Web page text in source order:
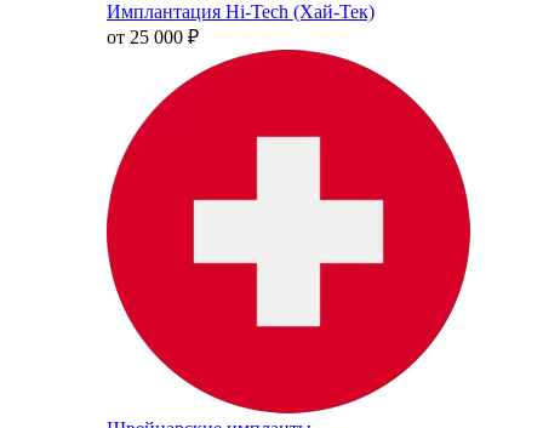
Имплантация Hi-Tech (Хай-Тек)
от 25 000 ₽